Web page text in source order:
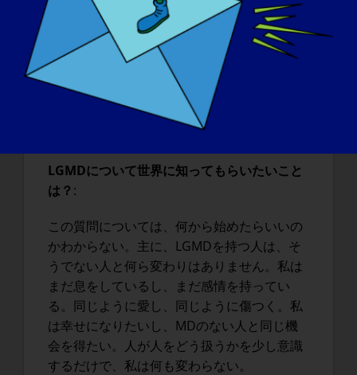
定義し、形成するのに役立つ機会を与えられ
ている。たとえそれが不快なことであって
も、また誰もそうしたがらないことであって
も、私は常に声を上げていきます。私は常に
医師に疑問を持ち、それを止めない。LGMD
を患ったことで、私は今日のような意欲と決
意を持った獰猛な人間に生まれ変わった。
LGMDについて世界に知ってもらいたいこと
は？ :
この質問については、何から始めたらいいの
かわからない。主に、LGMDを持つ人は、そ
うでない人と何ら変わりはありません。私は
まだ息をしているし、まだ感情を持ってい
る。同じように愛し、同じように傷つく。私
は幸せになりたいし、MDのない人と同じ機
会を得たい。人が人をどう扱うかを少し意識
するだけで、私は何も変わらない。